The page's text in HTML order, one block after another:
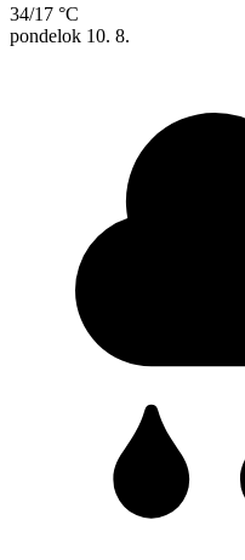
34/17 °C
pondelok 10. 8.